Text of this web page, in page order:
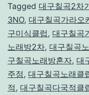
Tagged 대구칠곡2차
3NO, 대구칠곡가라오
구미식클럽, 대구칠곡
노래방2차, 대구칠곡
구칠곡노래방혼자, 대
주점, 대구칠곡노래클
적, 대구칠곡다국적클